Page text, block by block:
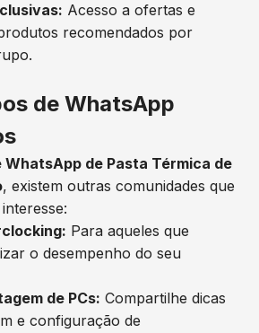
Acesso a ofertas e
recomendados por
de WhatsApp
WhatsApp de Pasta Térmica de
, existem outras comunidades que
Para aqueles que
o desempenho do seu
de PCs: Compartilhe dicas
e configuração de